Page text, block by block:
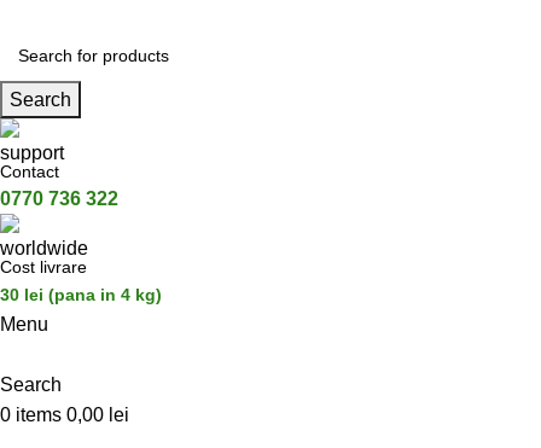
Search
Contact
0770 736 322
Cost livrare
30 lei (pana in 4 kg)
Menu
Search
0 items 0,00 lei